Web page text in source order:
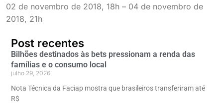
02 de novembro de 2018, 18h – 04 de novembro de
2018, 21h
Post recentes
Bilhões destinados às bets pressionam a renda das
famílias e o consumo local
julho 29, 2026
Nota Técnica da Faciap mostra que brasileiros transferiram até
R$